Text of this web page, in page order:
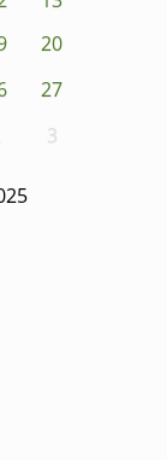
20
27
3